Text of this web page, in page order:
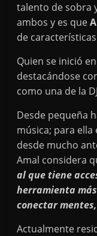
talento de sobra
ambos y es que
de
Quien se inició
destacándose
como una de la
Desde pequeña
música; para ella
desde mucho
Amal considera
al que tiene
herramienta
conectar
Actualmente